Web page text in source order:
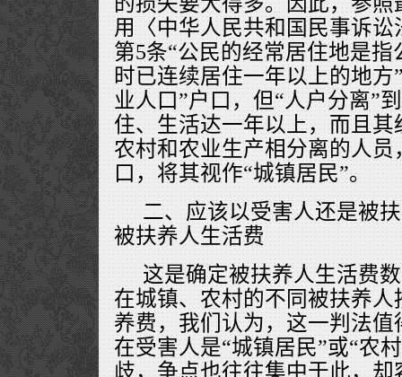
用〈中华人民共和国民事诉
第5条“公民的经常居住地是
时已连续居住一年以上的地方
业人口”户口，但“人户分离”
住、生活达一年以上，而且
农村和农业生产相分离的人
口，将其视作“城镇居民”。
二、应该以受害人还是被
被扶养人生活费
这是确定被扶养人生活费
在城镇、农村的不同被扶养
养费，我们认为，这一判法
在受害人是“城镇居民”或“农
歧，争点也往往集中于此，